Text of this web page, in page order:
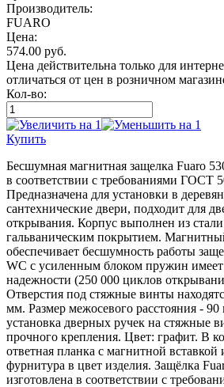
Производитель:
FUARO
Цена:
574.00 руб.
Цена действительна только для
отличаться от цен в розничном
Кол-во:
Купить
Бесшумная магнитная защелка Fuaro
в соответствии с требованиями ГОСТ
Предназначена для установки в
сантехнические двери, подходит для
открывания. Корпус выполнен из
гальваническим покрытием.
обеспечивает бесшумность работы
WC c усиленным блоком пружин
надежности (250 000 циклов
Отверстия под стяжные винты
мм. Размер межосевого расстояния -
установка дверных ручек на стяжные
прочного крепления. Цвет: графит. В
ответная планка с магнитной вставкой
фурнитура в цвет изделия. Защёлка
изготовлена в соответствии с